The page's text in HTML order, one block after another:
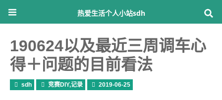
热爱生活个人小站sdh
190624以及最近三周调车心
得＋问题的目前看法
sdh 竞赛DIY,记录 2019-06-25